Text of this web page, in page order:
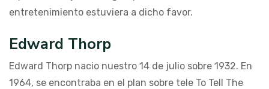
entretenimiento estuviera a dicho favor.
Edward Thorp
Edward Thorp nacio nuestro 14 de julio sobre 1932. En
1964, se encontraba en el plan sobre tele To Tell The